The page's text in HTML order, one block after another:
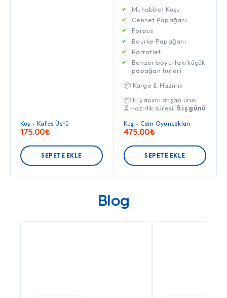
Kuş Kafes Üstü
175.00₺
SEPETE EKLE
Muhabbet Kuşu
Cennet Papağanı
Forpus
Bourke Papağanı
Parrotlet
Benzer boyuttaki küçük
papağan türleri
📦 Kargo & Hazırlık
📦 El yapımı ahşap ürün
⏳ Hazırlık süresi: 5 iş günü
Kuş Cam Oyuncakları
475.00₺
SEPETE EKLE
Blog